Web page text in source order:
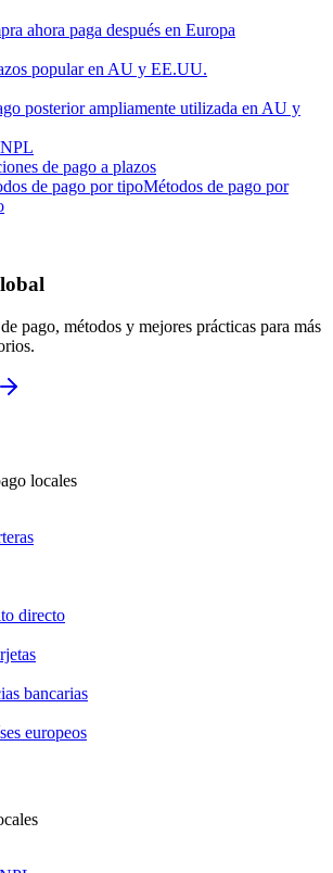
ahora paga después en Europa
popular en AU y EE.UU.
posterior ampliamente utilizada en AU y
de pago a plazos
de pago por tipoMétodos de pago por
pago, métodos y mejores prácticas para más
locales
directo
bancarias
europeos